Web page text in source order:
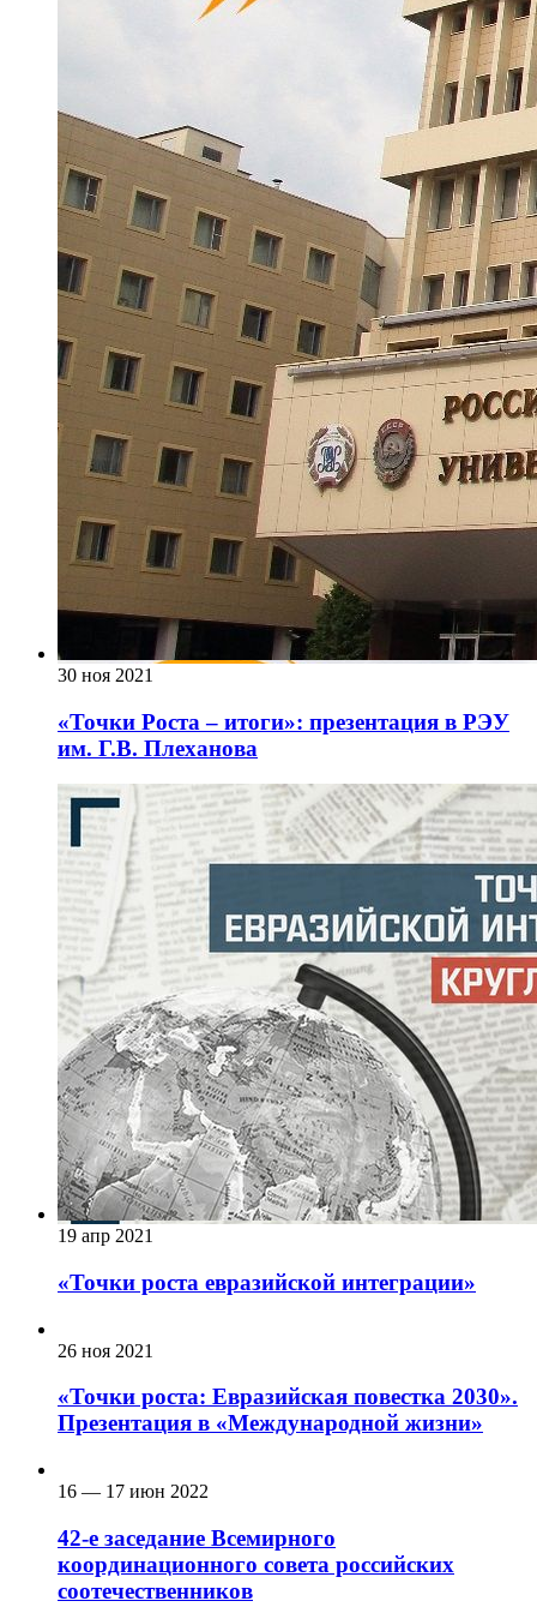
30 ноя 2021
«Точки Роста – итоги»: презентация в РЭУ
им. Г.В. Плеханова
19 апр 2021
«Точки роста евразийской интеграции»
26 ноя 2021
«Точки роста: Евразийская повестка 2030».
Презентация в «Международной жизни»
16 — 17 июн 2022
42-е заседание Всемирного
координационного совета российских
соотечественников